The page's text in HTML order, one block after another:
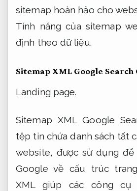
sitemap hoàn hảo cho
Tính năng của sitemap
định theo dữ liệu.
Sitemap XML Google Search
Landing page.
Sitemap XML Google
tệp tin chứa danh sách tất
website, được sử dụng
Google về cấu trúc
XML giúp các công